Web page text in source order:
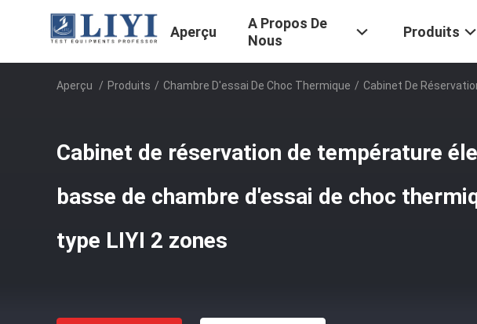
Aperçu
A Propos De
Nous
Produits
Aperçu / Produits / Chambre D'essai De Choc Thermique / Cabinet De
Cabinet de réservation de température
basse de chambre d'essai de choc
type LIYI 2 zones